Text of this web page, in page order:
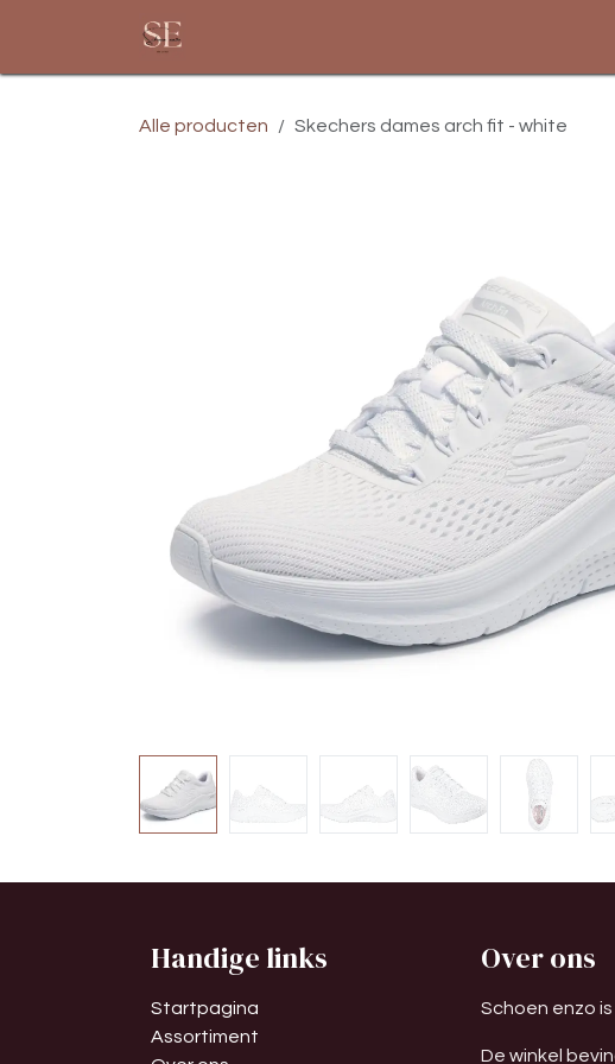
Alle producten Skechers dames arch fit - white
Handige links
Startpagina
Assortiment
Over ons
Schoen enzo
De winkel